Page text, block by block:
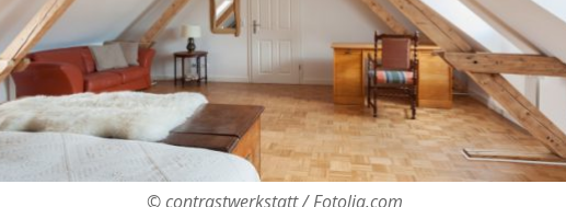
© contrastwerkstatt / Fotolia.com